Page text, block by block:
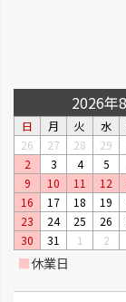
ベビーリーフプラ
窓辺やキッチンで
楽しめるプランター
2026年
日 月 火 水
26
27 28 29
2
3 4 5
9
10 11 12
16
17 18 19
23
24 25 26
30
31 1 2
■休業日